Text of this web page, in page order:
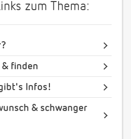
zum Thema:
& finden
Infos!
& schwanger